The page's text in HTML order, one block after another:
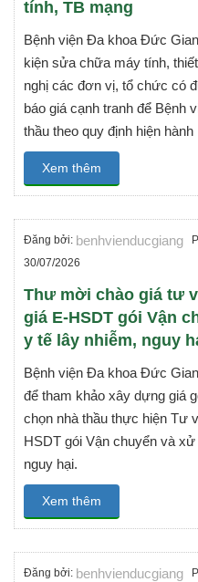
tính, TB mạng
Bệnh viện Đa khoa Đức
kiện sửa chữa máy tính,
nghị các đơn vị, tổ chức có
báo giá cạnh tranh để Bệnh
thầu theo quy định hiện hành
Xem thêm
Đăng bởi: benhvienducgiang
30/07/2026
Thư mời chào giá tư
giá E-HSDT gói Vận
y tế lây nhiễm, nguy
Bệnh viện Đa khoa Đức
để tham khảo xây dựng giá
chọn nhà thầu thực hiện Tư
HSDT gói Vận chuyển và
nguy hại.
Xem thêm
Đăng bởi: benhvienducgiang